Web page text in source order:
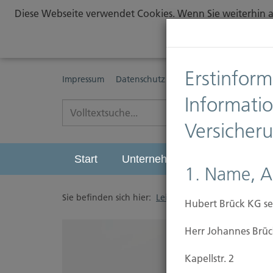
Diese Webseite verwendet Cookies. Wenn Sie
Impressum Datenschutz Erstinformationspflichten
Start Unternehmen
Sie befinden sich hier: Leistungen Vorsorgen
1. Name,
Hubert Brück KG
Herr Johannes
Kapellstr. 2